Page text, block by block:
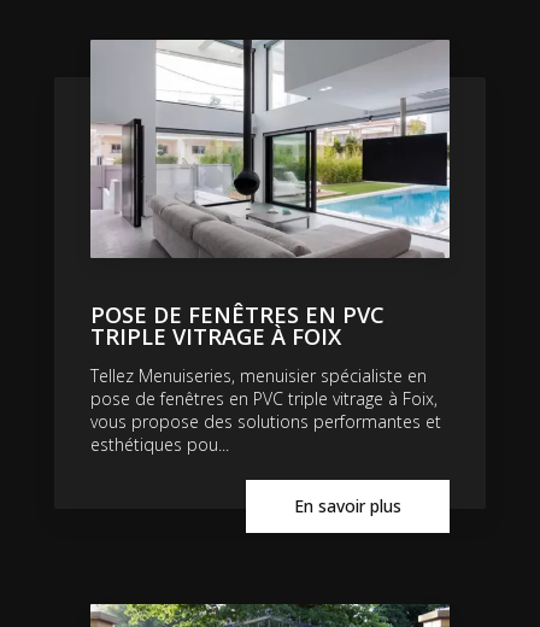
POSE DE FENÊTRES EN PVC
TRIPLE VITRAGE À FOIX
Tellez Menuiseries, menuisier spécialiste en
pose de fenêtres en PVC triple vitrage à Foix,
vous propose des solutions performantes et
esthétiques pou...
En savoir plus